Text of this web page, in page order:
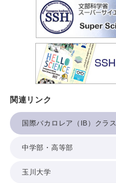
関連リンク
国際バカロレア（IB）クラス
中学部・高等部
玉川大学